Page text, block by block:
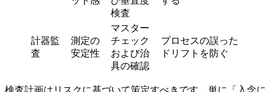
検査
計器監
査
測定の
安定性
マスター
チェック
および治
具の確認
プロセスの誤った
ドリフトを防ぐ
検査計画はリスクに基づいて策定すべきです。単に「入念に